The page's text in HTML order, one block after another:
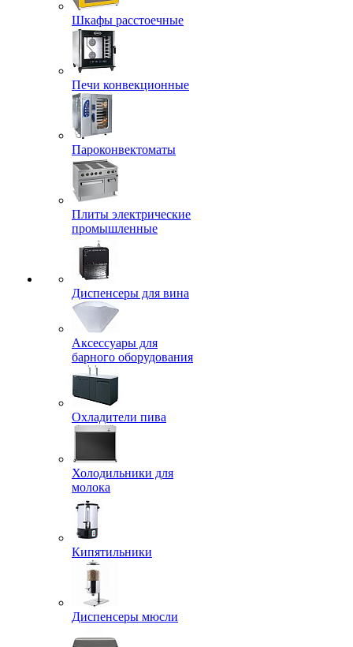
Шкафы расстоечные
Печи конвекционные
Пароконвектоматы
Плиты электрические
промышленные
Диспенсеры для вина
Аксессуары для
барного оборудования
Охладители пива
Холодильники для
молока
Кипятильники
Диспенсеры мюсли